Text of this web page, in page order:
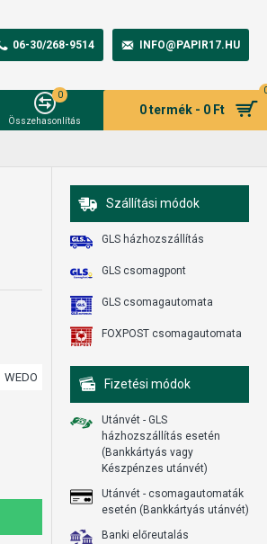
06-30/268-9514 INFO@PAPIR17.HU
Összehasonlítás
0
0 termék - 0 Ft
WEDO
Szállítási módok
GLS házhozszállítás
GLS csomagpont
GLS csomagautomata
FOXPOST csomagautomata
Fizetési módok
Utánvét - GLS
házhozszállítás esetén
(Bankkártyás vagy
Készpénzes utánvét)
Utánvét - csomagautomaták
esetén (Bankkártyás utánvét)
Banki előreutalás